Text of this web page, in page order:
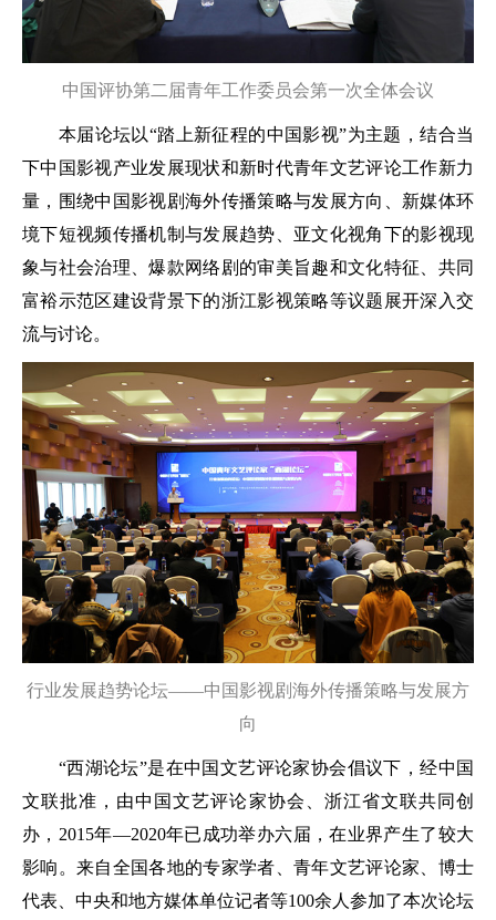
中国评协第二届青年工作委员会第一次全体会议
本届论坛以“踏上新征程的中国影视”为主题，结合当
下中国影视产业发展现状和新时代青年文艺评论工作新力
量，围绕中国影视剧海外传播策略与发展方向、新媒体环
境下短视频传播机制与发展趋势、亚文化视角下的影视现
象与社会治理、爆款网络剧的审美旨趣和文化特征、共同
富裕示范区建设背景下的浙江影视策略等议题展开深入交
流与讨论。
行业发展趋势论坛——中国影视剧海外传播策略与发展方
向
“西湖论坛”是在中国文艺评论家协会倡议下，经中国
文联批准，由中国文艺评论家协会、浙江省文联共同创
办，2015年—2020年已成功举办六届，在业界产生了较大
影响。来自全国各地的专家学者、青年文艺评论家、博士
代表、中央和地方媒体单位记者等100余人参加了本次论坛